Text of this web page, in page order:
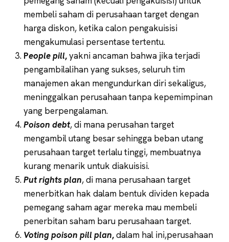
membeli saham di perusahaan target dengan
harga diskon, ketika calon pengakuisisi
mengakumulasi persentase tertentu.
People pill,yakni ancaman bahwa jika terjadi
pengambilalihan yang sukses, seluruh tim
manajemen akan mengundurkan diri sekaligus,
meninggalkan perusahaan tanpa kepemimpinan
yang berpengalaman.
Poison debt, di mana perusahan target
mengambil utang besar sehingga beban utang
perusahaan target terlalu tinggi, membuatnya
kurang menarik untuk diakuisisi.
Put rights plan, di mana perusahaan target
menerbitkan hak dalam bentuk dividen kepada
pemegang saham agar mereka mau membeli
penerbitan saham baru perusahaan target.
Voting poison pill plan,dalam hal ini,perusahaan